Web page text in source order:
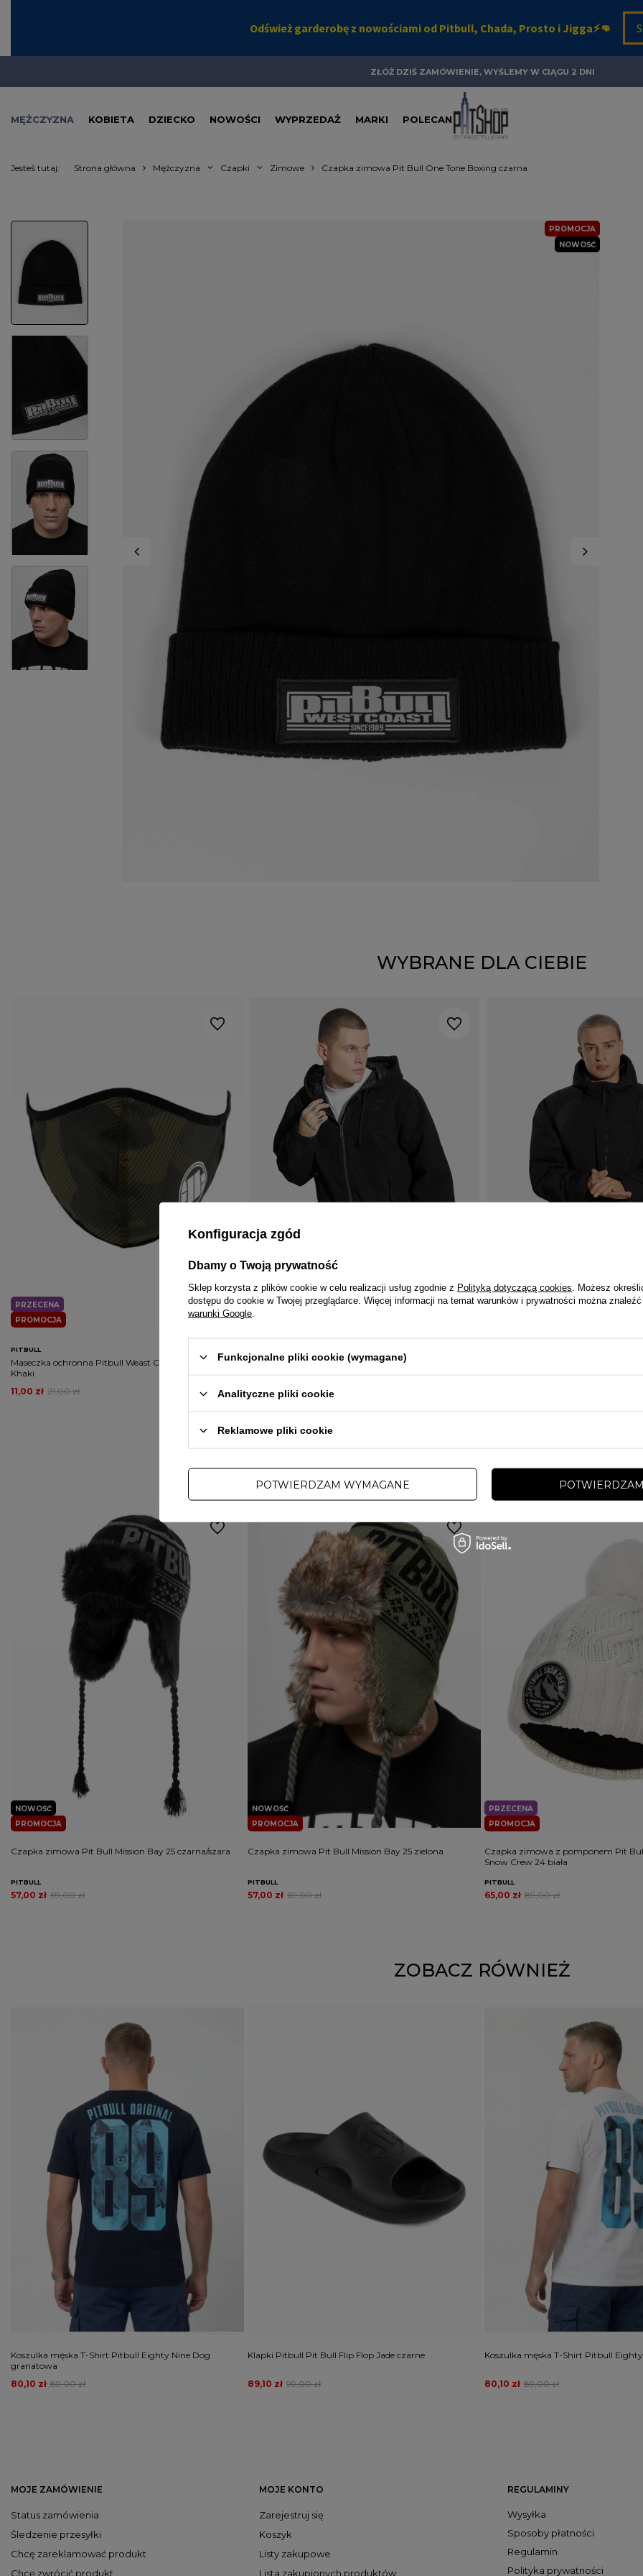
ZŁÓŻ DZIŚ ZAMÓWIENIE, WYŚLEMY W CIĄGU 2 DNI
MĘŻCZYZNA KOBIETA DZIECKO NOWOŚCI WYPRZEDAŻ MARKI POLECANE
Jesteś tutaj: Strona główna Mężczyzna Czapki Zimowe Czapka zimowa Pit Bull One Tone Boxing czarna
PROMOCJA
NOWOŚĆ
WYBRANE DLA CIEBIE
PROMOCJA
PRZECENA
PITBULL
Maseczka ochronna Pitbull Weast Coast Mask Camo
Khaki
21,00 zł
11,00 zł
PROMOCJA
PRZECENA
Kurtka męska przejściowa Prosto Padded sprany
459,00 zł
251,00 zł
PROMOCJA
PRZECENA
INNE TEJ SAMEJ MARKI
PROMOCJA
NOWOŚĆ
Czapka zimowa Pit Bull Mission Bay 25 czarna/szara
PITBULL
69,00 zł
57,00 zł
PROMOCJA
NOWOŚĆ
Czapka zimowa Pit Bull Mission Bay 25 zielona
PITBULL
69,00 zł
57,00 zł
PROMOCJA
PRZECENA
Czapka zimowa z pomponem Pit
Snow Crew 24 biała
PITBULL
89,00 zł
65,00 zł
ZOBACZ RÓWNIEŻ
Koszulka męska T-Shirt Pitbull Eighty Nine Dog
granatowa
89,00 zł
80,10 zł
Klapki Pitbull Pit Bull Flip Flop Jade czarne
99,00 zł
89,10 zł
Koszulka męska T-Shirt Pitbull Eighty
89,00 zł
80,10 zł
MOJE ZAMÓWIENIE
Status zamówienia
Śledzenie przesyłki
Chcę zareklamować produkt
Chcę zwrócić produkt
MOJE KONTO
Zarejestruj się
Koszyk
Listy zakupowe
Lista zakupionych produktów
REGULAMINY
Wysyłka
Sposoby płatności
Regulamin
Polityka prywatności
Konfiguracja zgód
Dbamy o Twoją prywatność
Sklep korzysta z plików cookie w celu realizacji usług zgodnie z Polityką dotyczącą cookies . Możesz
dostępu do cookie w Twojej przeglądarce. Więcej informacji na temat warunków i prywatności można
warunki Google
Funkcjonalne pliki cookie (wymagane)
Analityczne pliki cookie
Reklamowe pliki cookie
POTWIERDZAM WYMAGANE